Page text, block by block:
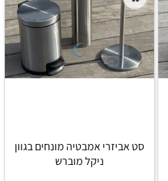
סט אביזרי אמבטיה מונחים בגוון
ניקל מוברש